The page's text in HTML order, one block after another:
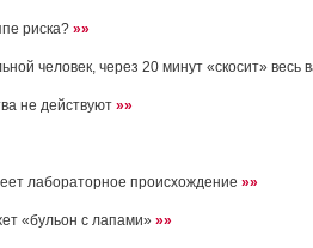
риска? »»
человек, через 20 минут «скосит» весь
не действуют »»
лабораторное происхождение »»
«бульон с лапами» »»